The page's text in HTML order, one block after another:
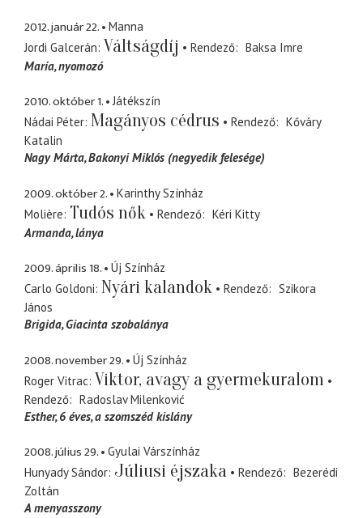
2012. január 22.
Manna
Jordi Galcerán Váltságdíj Rendező
Baksa Imre
María nyomozó
2010. október 1.
Játékszín
Nádai Péter Magányos cédrus Rendező
Kőváry
Katalin
Nagy Márta Bakonyi Miklós (negyedik felesége)
2009. október 2.
Karinthy Színház
Molière Tudós nők Rendező
Kéri Kitty
Armanda lánya
2009. április 18.
Új Színház
Carlo Goldoni Nyári kalandok Rendező
Szikora
János
Brigida Giacinta szobalánya
2008. november 29.
Új Színház
Roger Vitrac Viktor, avagy a gyermekuralom
Rendező
Radoslav Milenković
Esther 6 éves, a szomszéd kislány
2008. július 29.
Gyulai Várszínház
Hunyady Sándor Júliusi éjszaka Rendező
Bezerédi
Zoltán
A menyasszony